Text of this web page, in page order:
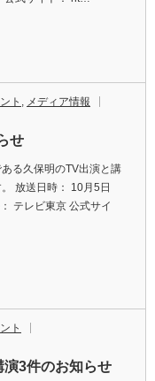
ト , メディア情報
せ
る久保明のTV出演と講
放送日時： 10月5日
テレビ東京 公式サイ
ト
3件のお知らせ